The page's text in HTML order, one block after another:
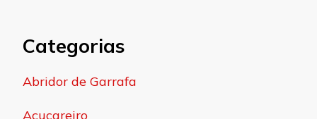
Categorias
Abridor de Garrafa
Açucareiro